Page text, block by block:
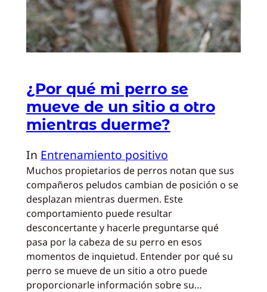
¿Por qué mi perro se
mueve de un sitio a otro
mientras duerme?
In Entrenamiento positivo
Muchos propietarios de perros notan que sus
compañeros peludos cambian de posición o se
desplazan mientras duermen. Este
comportamiento puede resultar
desconcertante y hacerle preguntarse qué
pasa por la cabeza de su perro en esos
momentos de inquietud. Entender por qué su
perro se mueve de un sitio a otro puede
proporcionarle información sobre su…